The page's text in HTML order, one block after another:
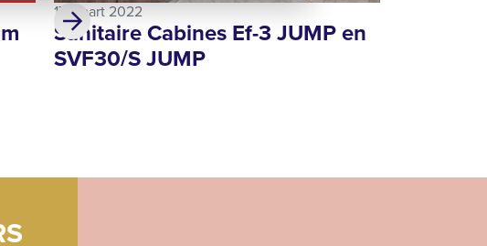
17 maart 2022
Sanitaire Cabines Ef-3 JUMP en
SVF30/S JUMP